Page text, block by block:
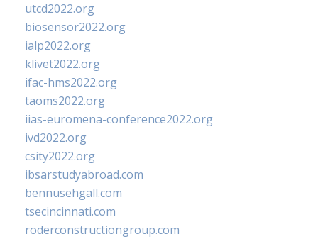
utcd2022.org
biosensor2022.org
ialp2022.org
klivet2022.org
ifac-hms2022.org
taoms2022.org
iias-euromena-conference2022.org
ivd2022.org
csity2022.org
ibsarstudyabroad.com
bennusehgall.com
tsecincinnati.com
roderconstructiongroup.com